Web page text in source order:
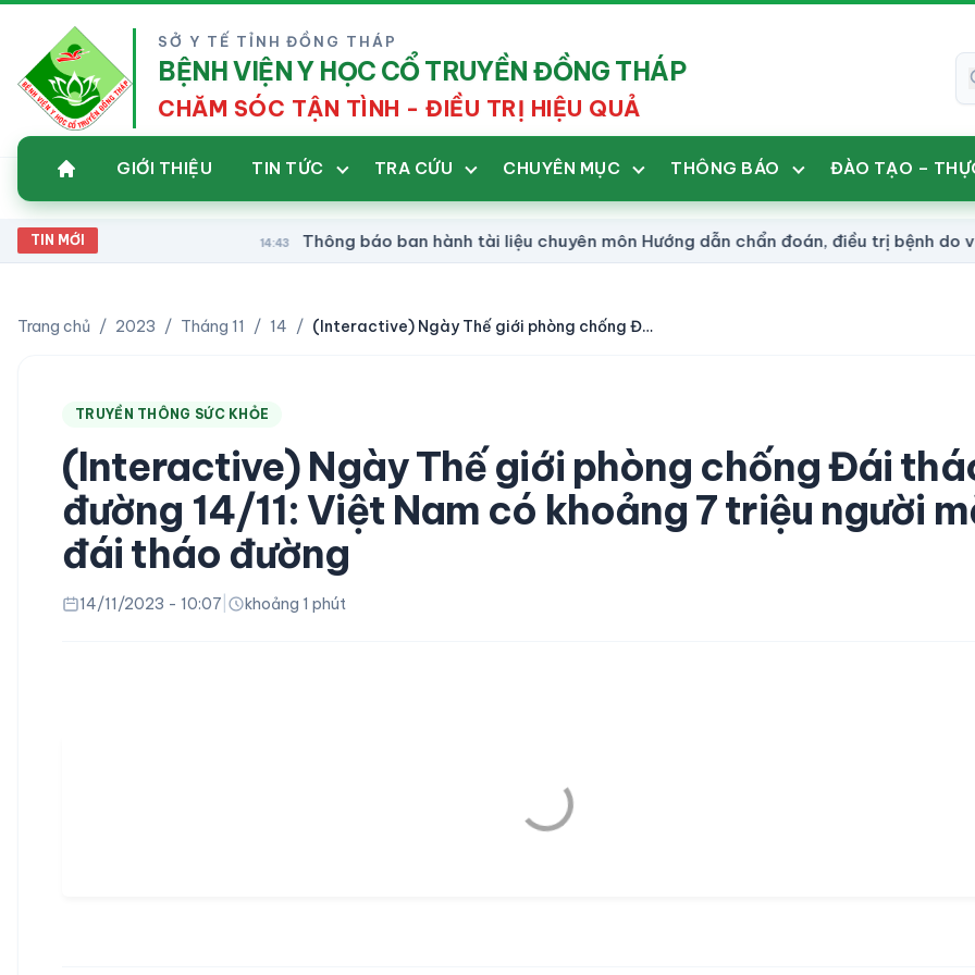
SỞ Y TẾ TỈNH ĐỒNG THÁP
BỆNH VIỆN Y HỌC CỔ TRUYỀN ĐỒNG THÁP
CHĂM SÓC TẬN TÌNH - ĐIỀU TRỊ HIỆU QUẢ
GIỚI THIỆU TIN TỨC TRA CỨU CHUYÊN MỤC THÔNG BÁO ĐÀO TẠO –
TIN MỚI Thông báo ban hành tài liệu chuyên môn Hướng dẫn chẩn đoán, điều trị bệnh do vi rút
Trang chủ / 2023 / Tháng 11 / 14 / (Interactive) Ngày Thế giới phòng chống Đái tháo đường 14/11: Việt Nam có khoảng 7 triệu người mắc đái tháo đường
TRUYỀN THÔNG SỨC KHỎE
(Interactive) Ngày Thế giới phòng chống Đái
đường 14/11: Việt Nam có khoảng 7 triệu người
đái tháo đường
14/11/2023 - 10:07 khoảng 1 phút